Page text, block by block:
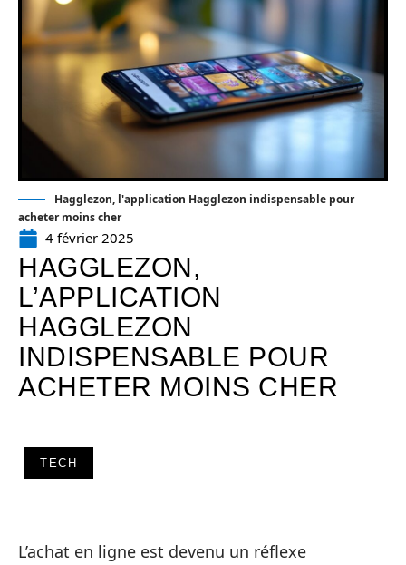
Hagglezon, l'application Hagglezon indispensable pour
acheter moins cher
4 février 2025
HAGGLEZON,
L’APPLICATION
HAGGLEZON
INDISPENSABLE POUR
ACHETER MOINS CHER
TECH
L’achat en ligne est devenu un réflexe